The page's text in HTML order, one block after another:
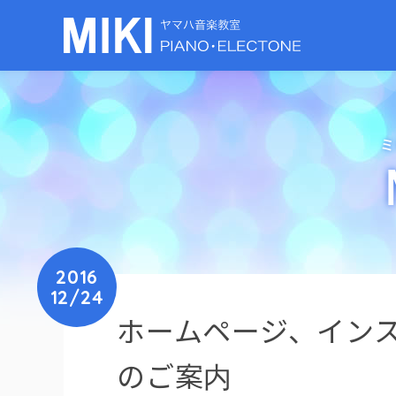
2016
12/24
ホームページ、イン
のご案内